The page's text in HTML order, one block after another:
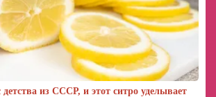
детства из СССР, и этот ситро уделывает